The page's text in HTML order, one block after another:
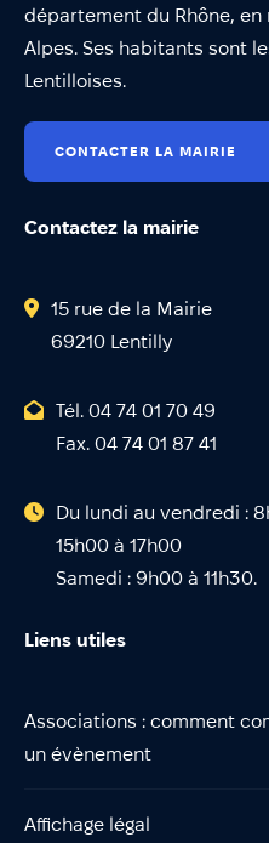
département du Rhône, en
Alpes. Ses habitants sont
Lentilloises.
CONTACTER LA MAIRIE
Contactez la mairie
15 rue de la Mairie
69210 Lentilly
Tél. 04 74 01 70 49
Fax. 04 74 01 87 41
Du lundi au vendredi :
15h00 à 17h00
Samedi : 9h00 à 11h30.
Liens utiles
Associations : comment
un évènement
Affichage légal